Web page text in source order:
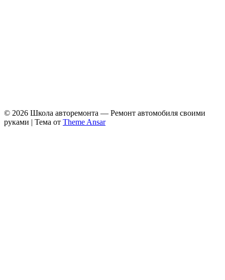
© 2026 Школа авторемонта — Ремонт автомобиля своими
руками | Тема от Theme Ansar